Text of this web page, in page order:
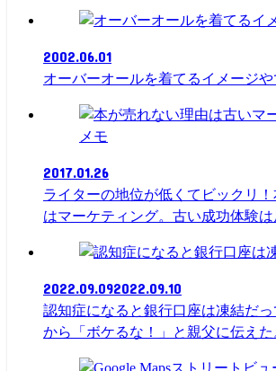
2002.06.01
オーバーオールを着てるイメージや
メモ
2017.01.26
ライターの地位が低くてビックリ
はマーケティング。古い成功体験は
2022.09.092022.09.10
認知症になると銀行口座は凍結だ
から「ボケるな！」と親父に伝えた